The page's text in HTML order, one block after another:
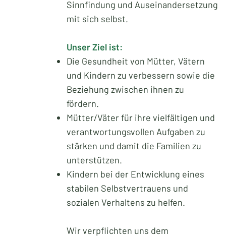
Sinnfindung und Auseinandersetzung
mit sich selbst.
Unser Ziel ist:
Die Gesundheit von Mütter, Vätern
und Kindern zu verbessern sowie die
Beziehung zwischen ihnen zu
fördern.
Mütter/Väter für ihre vielfältigen und
verantwortungsvollen Aufgaben zu
stärken und damit die Familien zu
unterstützen.
Kindern bei der Entwicklung eines
stabilen Selbstvertrauens und
sozialen Verhaltens zu helfen.
Wir verpflichten uns dem